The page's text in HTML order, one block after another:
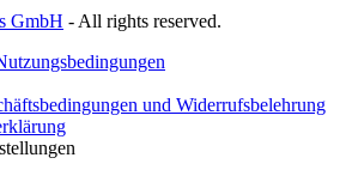
GmbH - All rights reserved.
und Widerrufsbelehrung